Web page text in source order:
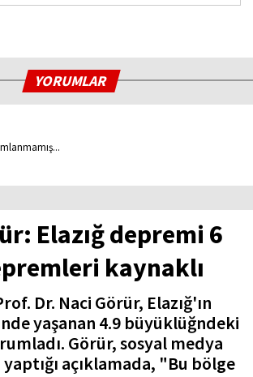
YORUMLAR
Elazığ depremi 6
kaynaklı
Dr. Naci Görür, Elazığ'ın
yaşanan 4.9 büyüklüğndeki
Görür, sosyal medya
yaptığı açıklamada, "Bu bölge